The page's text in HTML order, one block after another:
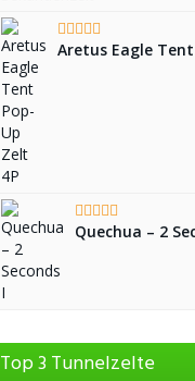
Aretus Eagle
Quechua – 2
Top 3 Tunnelzelte